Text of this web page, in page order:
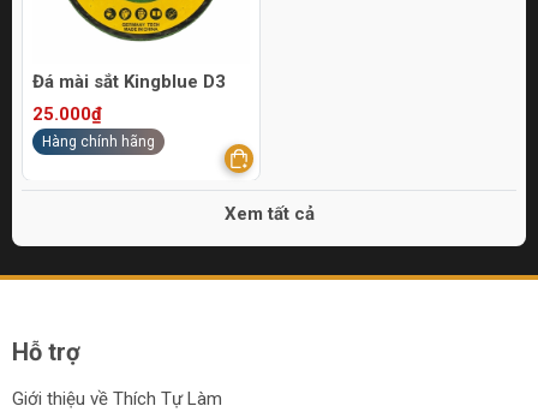
Đá mài sắt Kingblue D3
25.000₫
Hàng chính hãng
Xem tất cả
Hỗ trợ
Giới thiệu về Thích Tự Làm